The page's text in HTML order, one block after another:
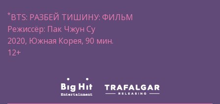
*BTS: РАЗБЕЙ ТИШИНУ: ФИЛЬМ
Режиссёр: Пак Чжун Су
2020, Южная Корея, 90 мин.
12+